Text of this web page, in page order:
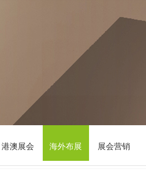
港澳展会 海外布展 展会营销